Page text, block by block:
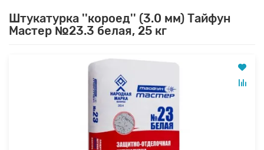
Штукатурка ''короед'' (3.0 мм) Тайфун
Мастер №23.3 белая, 25 кг